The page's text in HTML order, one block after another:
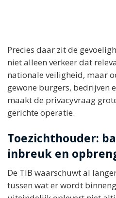
Precies daar zit de
niet alleen verkeer dat
nationale veiligheid, maar
gewone burgers, bedrijven
maakt de privacyvraag
gerichte operatie.
Toezichthouder:
inbreuk en
De TIB waarschuwt al
tussen wat er wordt